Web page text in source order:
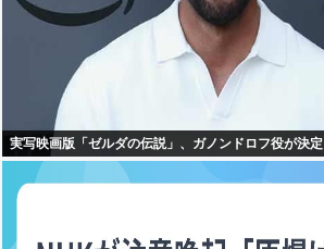
実写映画版「ゼルダの伝説」、ガノンドロフ役が決定